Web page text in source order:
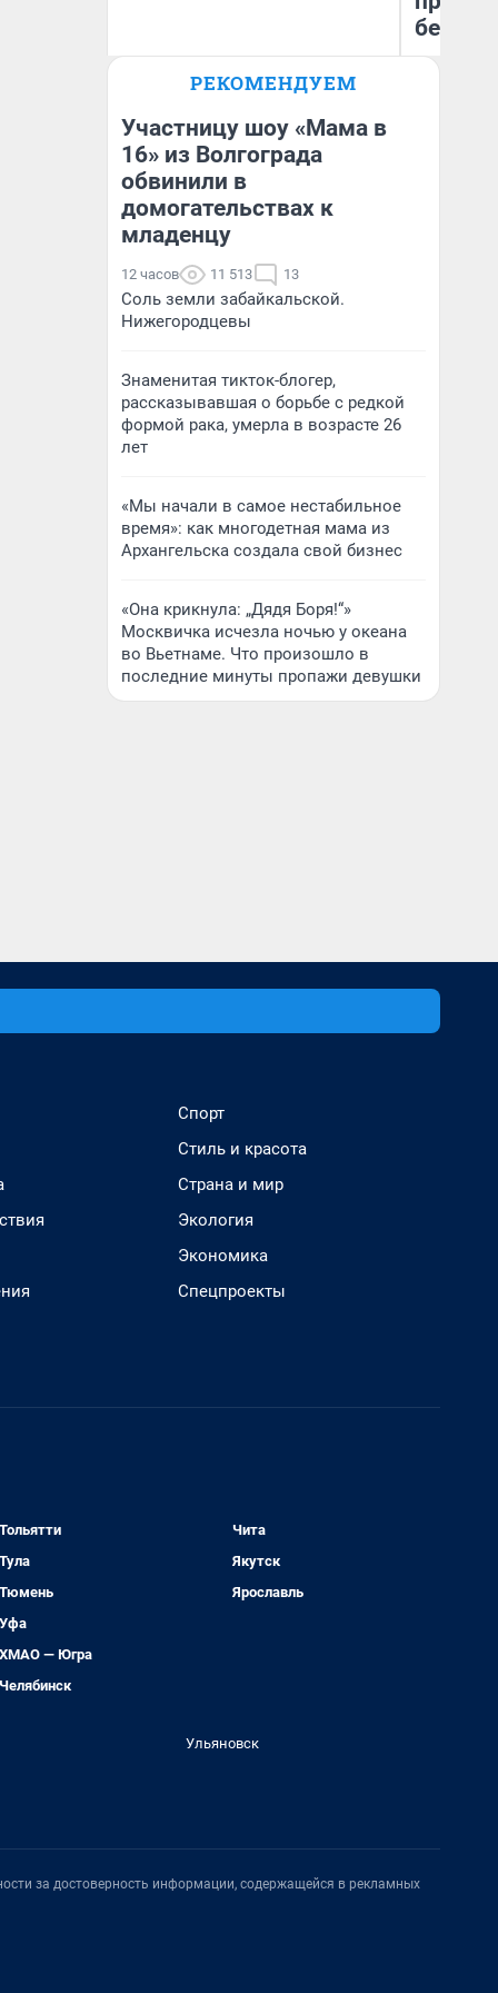
Екатерина Торопова
недвижимости
РЕКОМЕНДУЕМ
Участницу шоу «Мама в
16» из Волгограда
обвинили в
домогательствах к
младенцу
12 часов 11 513 13
Соль земли забайкальской.
Нижегородцевы
Знаменитая тикток-блогер,
рассказывавшая о борьбе с редкой
формой рака, умерла в возрасте 26
лет
«Мы начали в самое нестабильное
время»: как многодетная мама из
Архангельска создала свой бизнес
«Она крикнула: „Дядя Боря!“»
Москвичка исчезла ночью у океана
во Вьетнаме. Что произошло в
последние минуты пропажи девушки
Спорт
Стиль и красота
Страна и мир
Экология
Экономика
Спецпроекты
— Югра
Чита
Якутск
Ярославль
Ульяновск
за достоверность информации, содержащейся в рекламных